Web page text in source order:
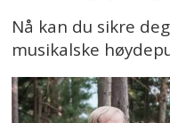
Nå kan du sikre
musikalske